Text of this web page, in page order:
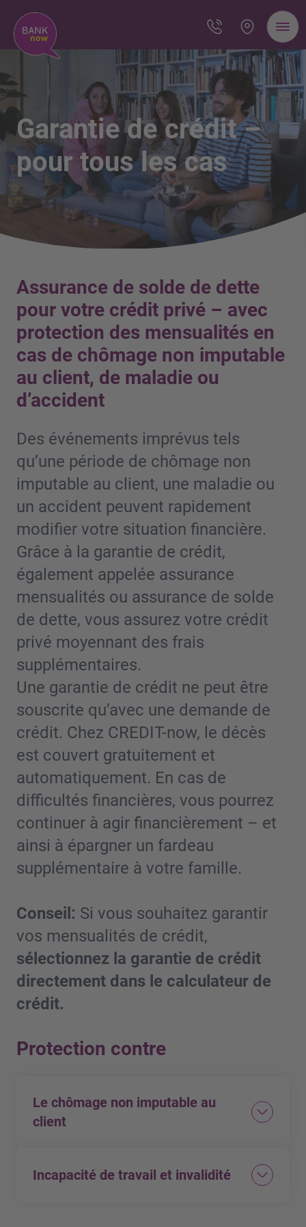
Garantie de crédit –
pour tous les cas
Assurance de solde de dette
pour votre crédit privé – avec
protection des mensualités en
cas de chômage non imputable
au client, de maladie ou
d’accident
Des événements imprévus tels
qu’une période de chômage non
imputable au client, une maladie ou
un accident peuvent rapidement
modifier votre situation financière.
Grâce à la garantie de crédit,
également appelée assurance
mensualités ou assurance de solde
de dette, vous assurez votre crédit
privé moyennant des frais
supplémentaires.
Une garantie de crédit ne peut être
souscrite qu’avec une demande de
crédit. Chez CREDIT-now, le décès
est couvert gratuitement et
automatiquement. En cas de
difficultés financières, vous pourrez
continuer à agir financièrement – et
ainsi à épargner un fardeau
supplémentaire à votre famille.
Conseil: Si vous souhaitez garantir
vos mensualités de crédit,
sélectionnez la garantie de crédit
directement dans le calculateur de
crédit.
Protection contre
Le chômage non imputable au
client
Max. CHF 2’000 par mensualité
Incapacité de travail et invalidité